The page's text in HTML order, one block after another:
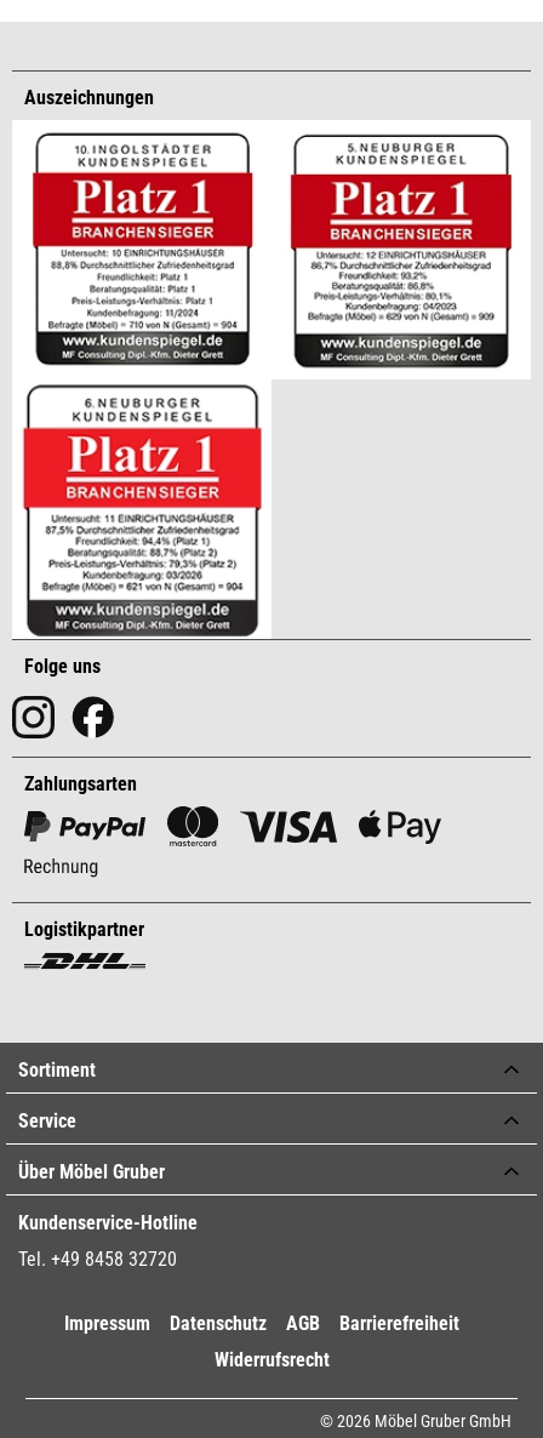
Auszeichnungen
Folge uns
Zahlungsarten
Logistikpartner
Sortiment
Service
Über Möbel Gruber
Kundenservice-Hotline
Tel. +49 8458 32720
Impressum Datenschutz AGB
Barrierefreiheit
Widerrufsrecht
© 2026 Möbel Gruber GmbH